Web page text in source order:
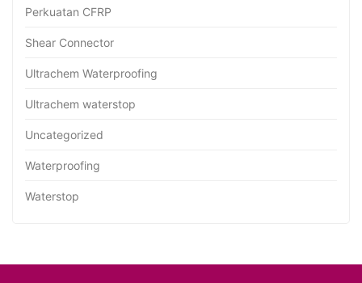
Perkuatan CFRP
Shear Connector
Ultrachem Waterproofing
Ultrachem waterstop
Uncategorized
Waterproofing
Waterstop